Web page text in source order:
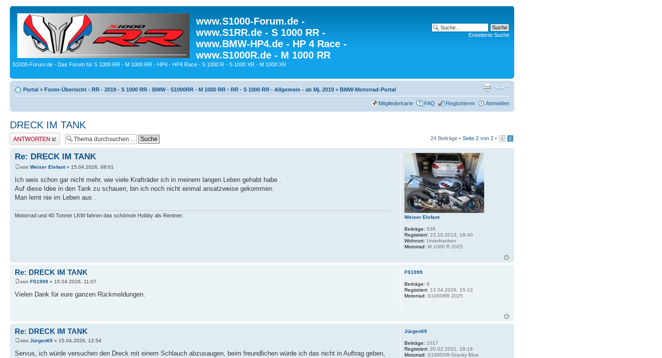
www.S1000-Forum.de -
www.S1RR.de - S 1000 RR -
www.BMW-HP4.de - HP 4 Race -
www.S1000R.de - M 1000 RR
S1000-Forum.de - Das Forum für S 1000 RR - M 1000 RR - HP4 - HP4 Race - S 1000 R - S 1000 XR - M 1000 XR
Erweiterte Suche
Portal » Foren-Übersicht ‹ RR - 2019 - S 1000 RR - BMW - S1000RR - M 1000 RR ‹ RR - S 1000 RR - Allgemein - ab Mj. 2019 » BMW-Motorrad-Portal
Mitgliederkarte FAQ Registrieren Anmelden
DRECK IM TANK
Antwort erstellen 24 Beiträge • Seite 2 von 2 • 1 2
Re: DRECK IM TANK
von Weiser Elefant» 15.04.2026, 08:01
Ich weis schon gar nicht mehr, wie viele Krafträder ich in meinem langen Leben gehabt habe .
Auf diese Idee in den Tank zu schauen, bin ich noch nicht einmal ansatzweise gekommen.
Man lernt nie im Leben aus .
Motorrad und 40 Tonner LKW fahren das schönste Hobby als Rentner. Weiser Elefant
Beiträge: 538
Registriert: 23.10.2013, 18:40
Wohnort: Unterfranken
Motorrad: M 1000 R 2025
Re: DRECK IM TANK
von FS1999 » 15.04.2026, 11:07
Vielen Dank für eure ganzen Rückmeldungen.
FS1999
Beiträge: 9
Registriert: 13.04.2026, 15:13
Motorrad: S1000RR 2025
Re: DRECK IM TANK
von Jürgen69 » 15.04.2026, 12:54
Servus, ich würde versuchen den Dreck mit einem Schlauch abzusaugen, beim freundlichen würde ich das nicht in Auftrag geben,
Jürgen69
Beiträge: 1017
Registriert: 20.02.2021, 18:18
Motorrad: S1000XR Gravity Blue